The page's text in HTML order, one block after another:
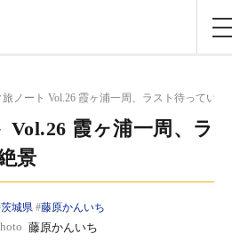
旅ノート Vol.26 霞ヶ浦一周、ラスト待っていた
Vol.26 霞ヶ浦一周、ラ
景
茨城県 #藤原かんいち
藤原かんいち